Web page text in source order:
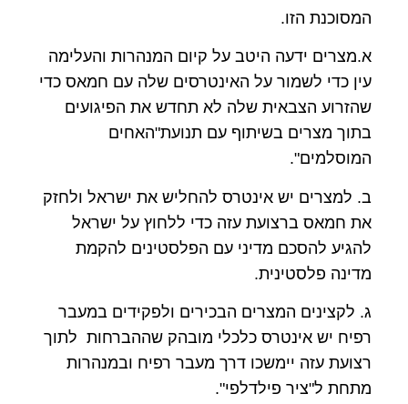
המסוכנת הזו.
א.מצרים ידעה היטב על קיום המנהרות והעלימה
עין כדי לשמור על האינטרסים שלה עם חמאס כדי
שהזרוע הצבאית שלה לא תחדש את הפיגועים
בתוך מצרים בשיתוף עם תנועת"האחים
המוסלמים".
ב. למצרים יש אינטרס להחליש את ישראל ולחזק
את חמאס ברצועת עזה כדי ללחוץ על ישראל
להגיע להסכם מדיני עם הפלסטינים להקמת
מדינה פלסטינית.
ג. לקצינים המצרים הבכירים ולפקידים במעבר
רפיח יש אינטרס כלכלי מובהק שההברחות לתוך
רצועת עזה יימשכו דרך מעבר רפיח ובמנהרות
מתחת ל"ציר פילדלפי".